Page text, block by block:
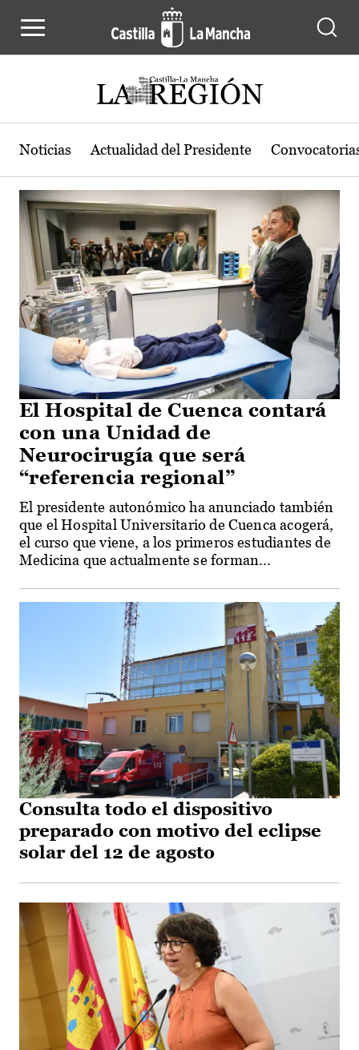
Actualidad de la región de Castilla-
Noticias Actualidad del Presidente
El Hospital de Cuenca contará
con una Unidad de
Neurocirugía que será
“referencia regional”
El presidente autonómico ha anunciado también
que el Hospital Universitario de Cuenca acogerá,
el curso que viene, a los primeros estudiantes de
Medicina que actualmente se forman...
Consulta todo el dispositivo
preparado con motivo del eclipse
solar del 12 de agosto